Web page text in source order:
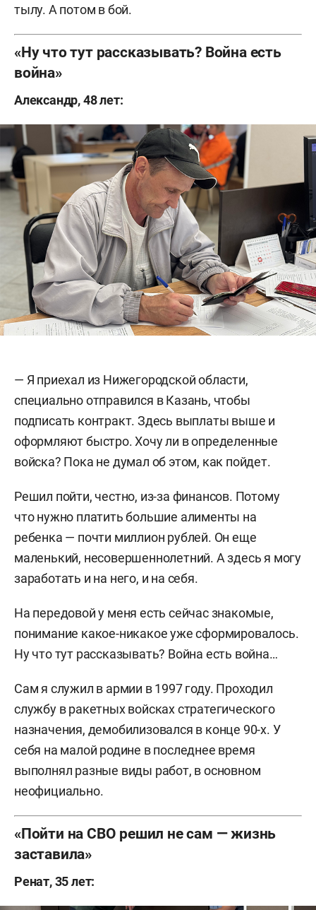
тылу. А потом в бой.
«Ну что тут рассказывать? Война есть
война»
Александр, 48 лет:
— Я приехал из Нижегородской области,
специально отправился в Казань, чтобы
подписать контракт. Здесь выплаты выше и
оформляют быстро. Хочу ли в определенные
войска? Пока не думал об этом, как пойдет.
Решил пойти, честно, из-за финансов. Потому
что нужно платить большие алименты на
ребенка — почти миллион рублей. Он еще
маленький, несовершеннолетний. А здесь я могу
заработать и на него, и на себя.
На передовой у меня есть сейчас знакомые,
понимание какое-никакое уже сформировалось.
Ну что тут рассказывать? Война есть война…
Сам я служил в армии в 1997 году. Проходил
службу в ракетных войсках стратегического
назначения, демобилизовался в конце 90-х. У
себя на малой родине в последнее время
выполнял разные виды работ, в основном
неофициально.
«Пойти на СВО решил не сам — жизнь
заставила»
Ренат, 35 лет: